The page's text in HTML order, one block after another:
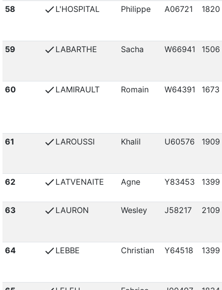
58 check L'HOSPITAL Philippe A06721 1820
59 check LABARTHE Sacha W66941 1506
60 check LAMIRAULT Romain W64391 1673
61 check LAROUSSI Khalil U60576 1909
62 check LATVENAITE Agne Y83453 1399
63 check LAURON Wesley J58217 2109
64 check LEBBE Christian Y64518 1399